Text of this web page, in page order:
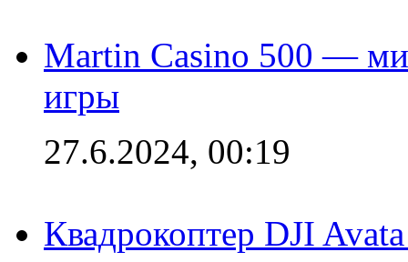
Martin Casino 500 —
игры
27.6.2024, 00:19
Квадрокоптер DJI